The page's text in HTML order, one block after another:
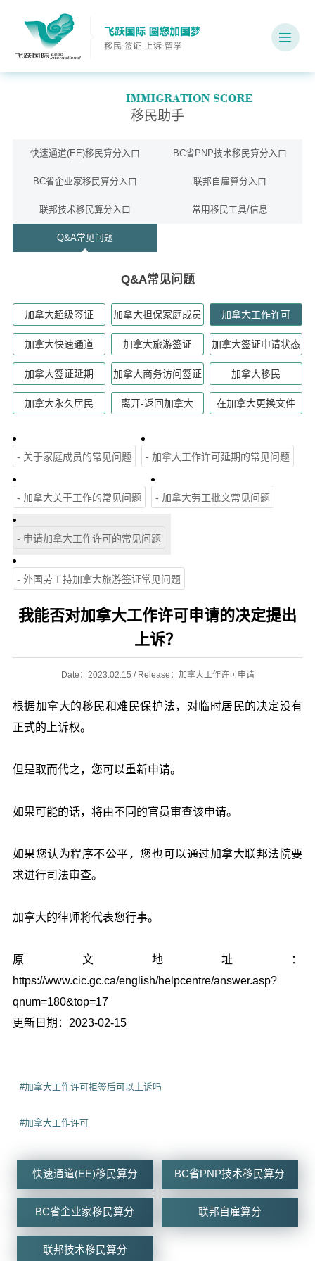
移民助手
快速通道(EE)移民算分入口 BC省PNP技术移民算分入口
BC省企业家移民算分入口 联邦自雇算分入口
联邦技术移民算分入口 常用移民工具/信息
Q&A常见问题
Q&A常见问题
加拿大超级签证 加拿大担保家庭成员 加拿大工作许可
加拿大快速通道 加拿大旅游签证 加拿大签证申请状态
加拿大签证延期 加拿大商务访问签证 加拿大移民
加拿大永久居民 离开-返回加拿大 在加拿大更换文件
- 关于家庭成员的常见问题 - 加拿大工作许可延期的常见问题
- 加拿大关于工作的常见问题 - 加拿大劳工批文常见问题
- 申请加拿大工作许可的常见问题
- 外国劳工持加拿大旅游签证常见问题
我能否对加拿大工作许可申请的决定提出
上诉？
Date：2023.02.15 / Release：加拿大工作许可申请
根据加拿大的移民和难民保护法，对临时居民的决定没有
正式的上诉权。
但是取而代之，您可以重新申请。
如果可能的话，将由不同的官员审查该申请。
如果您认为程序不公平，您也可以通过加拿大联邦法院要
求进行司法审查。
加拿大的律师将代表您行事。
原文地址：
https://www.cic.gc.ca/english/helpcentre/answer.asp?
qnum=180&top=17
更新日期：2023-02-15
#加拿大工作许可拒签后可以上诉吗
#加拿大工作许可
快速通道(EE)移民算分 BC省PNP技术移民算分
BC省企业家移民算分 联邦自雇算分
联邦技术移民算分